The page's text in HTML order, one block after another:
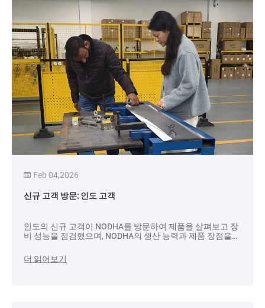
Feb 04,2026
신규 고객 방문: 인도 고객
인도의 신규 고객이 NODHA를 방문하여 제품을 살펴보고 장
비 성능을 점검했으며, NODHA의 생산 능력과 제품 장점을
습니다.
더 읽어보기